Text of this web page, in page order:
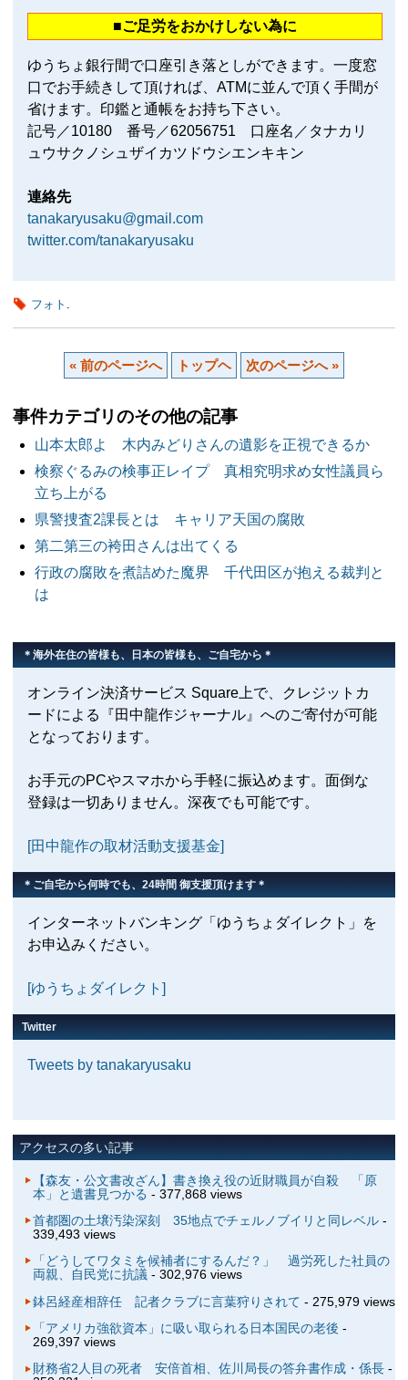
■ご足労をおかけしない為に
ゆうちょ銀行間で口座引き落としができます。一度窓
口でお手続きして頂ければ、ATMに並んで頂く手間が
省けます。印鑑と通帳をお持ち下さい。
記号／10180 番号／62056751 口座名／タナカリ
ュウサクノシュザイカツドウシエンキキン
連絡先
tanakaryusaku@gmail.com
twitter.com/tanakaryusaku
フォト .
« 前のページへ トップヘ 次のページへ »
事件カテゴリのその他の記事
山本太郎よ 木内みどりさんの遺影を正視できるか
検察ぐるみの検事正レイプ 真相究明求め女性議員ら
立ち上がる
県警捜査2課長とは キャリア天国の腐敗
第二第三の袴田さんは出てくる
行政の腐敗を煮詰めた魔界 千代田区が抱える裁判と
は
＊海外在住の皆様も、日本の皆様も、ご自宅から＊
オンライン決済サービス Square上で、クレジットカ
ードによる『田中龍作ジャーナル』へのご寄付が可能
となっております。
お手元のPCやスマホから手軽に振込めます。面倒な
登録は一切ありません。深夜でも可能です。
[田中龍作の取材活動支援基金]
＊ご自宅から何時でも、24時間 御支援頂けます＊
インターネットバンキング「ゆうちょダイレクト」を
お申込みください。
[ゆうちょダイレクト]
Twitter
Tweets by tanakaryusaku
アクセスの多い記事
【森友・公文書改ざん】書き換え役の近財職員が自殺 「原
本」と遺書見つかる - 377,868 views
首都圏の土壌汚染深刻 35地点でチェルノブイリと同レベル-
339,493 views
「どうしてワタミを候補者にするんだ？」 過労死した社員の
両親、自民党に抗議- 302,976 views
鉢呂経産相辞任 記者クラブに言葉狩りされて - 275,979 views
「アメリカ強欲資本」に吸い取られる日本国民の老後 -
269,397 views
財務省2人目の死者 安倍首相、佐川局長の答弁書作成・係長-